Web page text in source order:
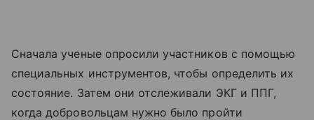
Сначала ученые опросили участников с помощью
специальных инструментов, чтобы определить их
состояние. Затем они отслеживали ЭКГ и ППГ,
когда добровольцам нужно было пройти